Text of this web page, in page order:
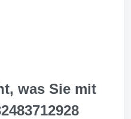
was Sie mit